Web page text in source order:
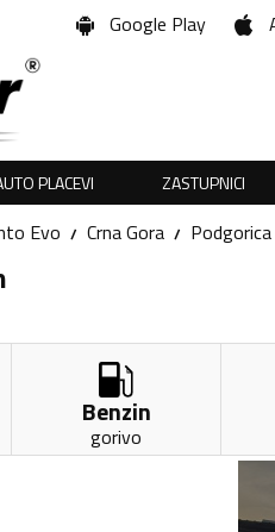
Google Play
PLACEVI ZASTUPNICI
Evo Crna Gora Podgorica
Benzin
gorivo